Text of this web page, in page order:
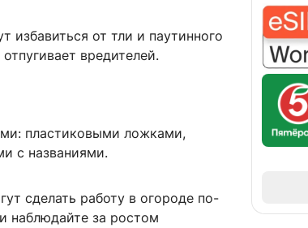
избавиться от тли и паутинного
вредителей.
пластиковыми ложками,
с названиями.
сделать работу в огороде по-
наблюдайте за ростом